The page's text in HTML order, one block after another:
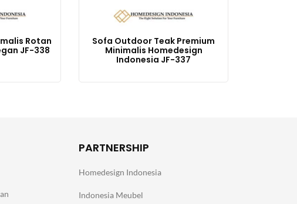
Rotan
JF-338
Sofa Outdoor Teak Premium
Minimalis Homedesign
Indonesia JF-337
PARTNERSHIP
Homedesign Indonesia
Indonesia Meubel